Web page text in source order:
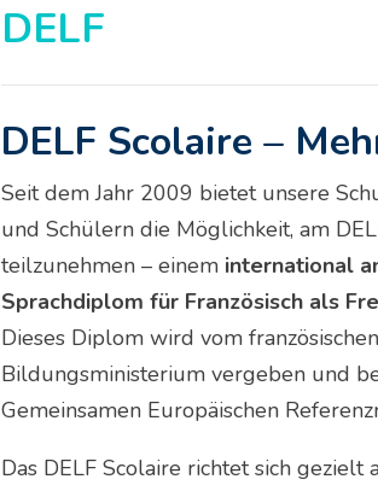
DELF
DELF Scolaire –
Seit dem Jahr 2009 bietet unsere
und Schülern die Möglichkeit, am
teilzunehmen – einem international
Sprachdiplom für Französisch als
Dieses Diplom wird vom französischen
Bildungsministerium vergeben und
Gemeinsamen Europäischen
Das DELF Scolaire richtet sich gezielt